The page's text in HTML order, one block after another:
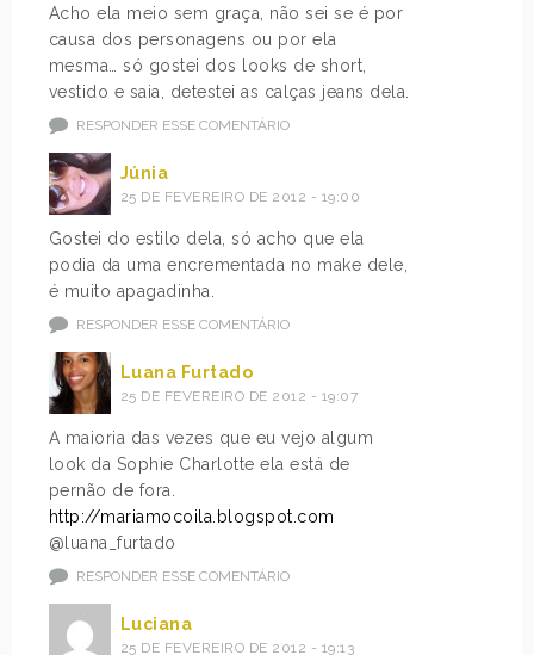
Acho ela meio sem graça, não sei se é por
causa dos personagens ou por ela
mesma… só gostei dos looks de short,
vestido e saia, detestei as calças jeans dela.
RESPONDER ESSE COMENTÁRIO
Júnia
25 DE FEVEREIRO DE 2012 - 19:00
Gostei do estilo dela, só acho que ela
podia da uma encrementada no make dele,
é muito apagadinha.
RESPONDER ESSE COMENTÁRIO
Luana Furtado
25 DE FEVEREIRO DE 2012 - 19:07
A maioria das vezes que eu vejo algum
look da Sophie Charlotte ela está de
pernão de fora.
http://mariamocoila.blogspot.com
@luana_furtado
RESPONDER ESSE COMENTÁRIO
Luciana
25 DE FEVEREIRO DE 2012 - 19:13